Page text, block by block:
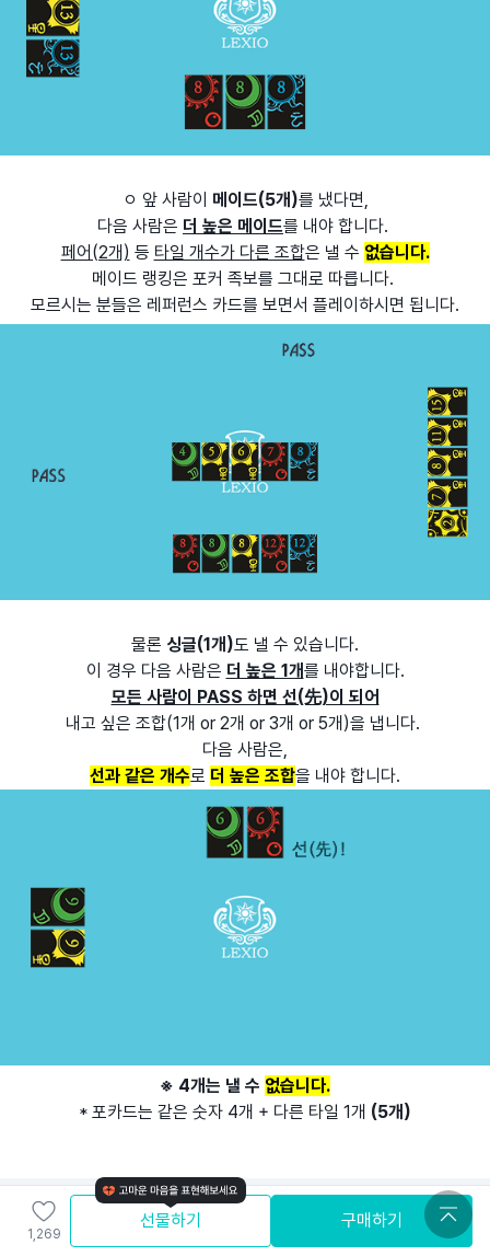
ㅇ 앞 사람이 메이드(5개)를 냈다면,
다음 사람은 더 높은 메이드를 내야 합니다.
페어(2개) 등 타일 개수가 다른 조합은 낼 수 없습니다.
메이드 랭킹은 포커 족보를 그대로 따릅니다.
모르시는 분들은 레퍼런스 카드를 보면서 플레이하시면 됩니다.
물론 싱글(1개)도 낼 수 있습니다.
이 경우 다음 사람은 더 높은 1개를 내야합니다.
모든 사람이 PASS 하면 선(先)이 되어
내고 싶은 조합(1개 or 2개 or 3개 or 5개)을 냅니다.
다음 사람은,
선과 같은 개수로 더 높은 조합을 내야 합니다.
※ 4개는 낼 수 없습니다.
* 포카드는 같은 숫자 4개 + 다른 타일 1개 (5개)
점수 계산 방법
타일을 전부 낸 사람이 나오면 게임을 종료하고
1,269
선물하기 구매하기